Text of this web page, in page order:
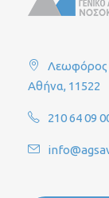
Λεωφόρος
Αθήνα, 11522
210 64 09